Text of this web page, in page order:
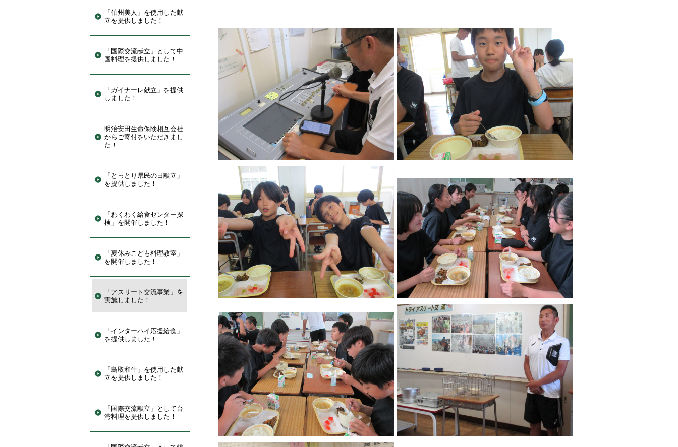
「伯州美人」を使用した献
立を提供しました！
「国際交流献立」として中
国料理を提供しました！
「ガイナーレ献立」を提供
しました！
明治安田生命保険相互会社
からご寄付をいただきまし
た！
「とっとり県民の日献立」
を提供しました！
「わくわく給食センター探
検」を開催しました！
「夏休みこども料理教室」
を開催しました！
「アスリート交流事業」を
実施しました！
「インターハイ応援給食」
を提供しました！
「鳥取和牛」を使用した献
立を提供しました！
「国際交流献立」として台
湾料理を提供しました！